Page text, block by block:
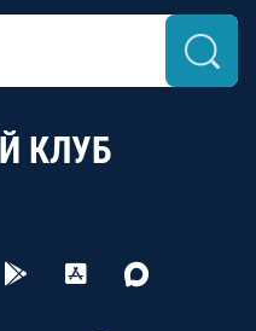
КЛУБ